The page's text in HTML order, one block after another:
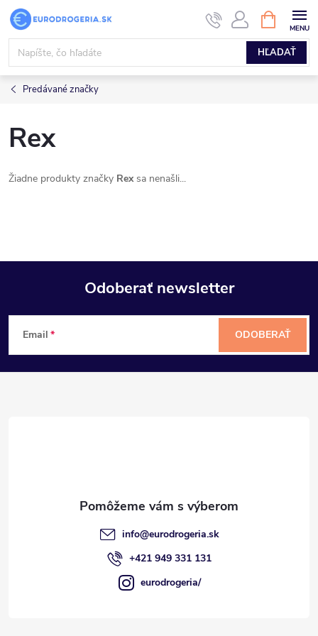
Prejsť
obsah
HĽADAŤ
KOŠÍK
Predávané značky
Rex
Žiadne produkty značky Rexsa nenašli...
Z
á
Odoberať newsletter
Email ODOBERAŤ
info@eurodrogeria.sk
+421 949 331 131
eurodrogeria/